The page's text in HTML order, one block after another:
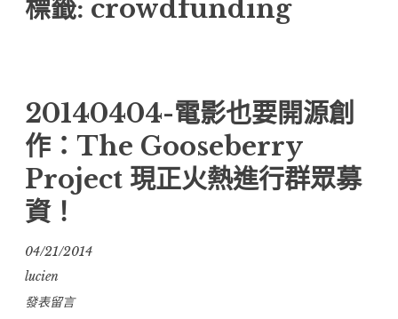
標籤: crowdfunding
20140404-電影也要開源創
作：The Gooseberry
Project 現正火熱進行群眾募
資！
04/21/2014
lucien
發表留言